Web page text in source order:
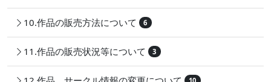
10.作品の販売方法について 6
11.作品の販売状況等について 3